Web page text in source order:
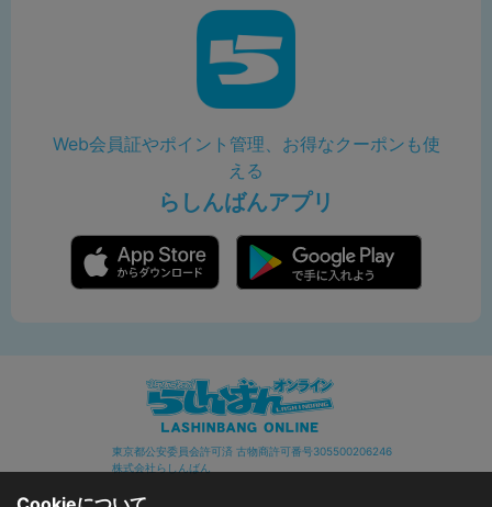
Web会員証やポイント管理、お得なクーポンも使
える
らしんばんアプリ
東京都公安委員会許可済 古物商許可番号305500206246
株式会社らしんばん